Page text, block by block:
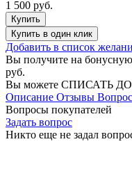
1 500 руб.
Купить
Купить в один клик
Добавить в список
Вы получите на
руб.
Вы можете СПИСАТЬ ДО
Описание Отзывы
Вопросы покупателей
Задать вопрос
Никто еще не задал